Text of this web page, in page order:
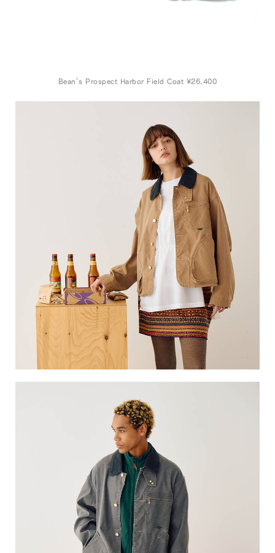
Bean’s Prospect Harbor Field Coat ¥26,400